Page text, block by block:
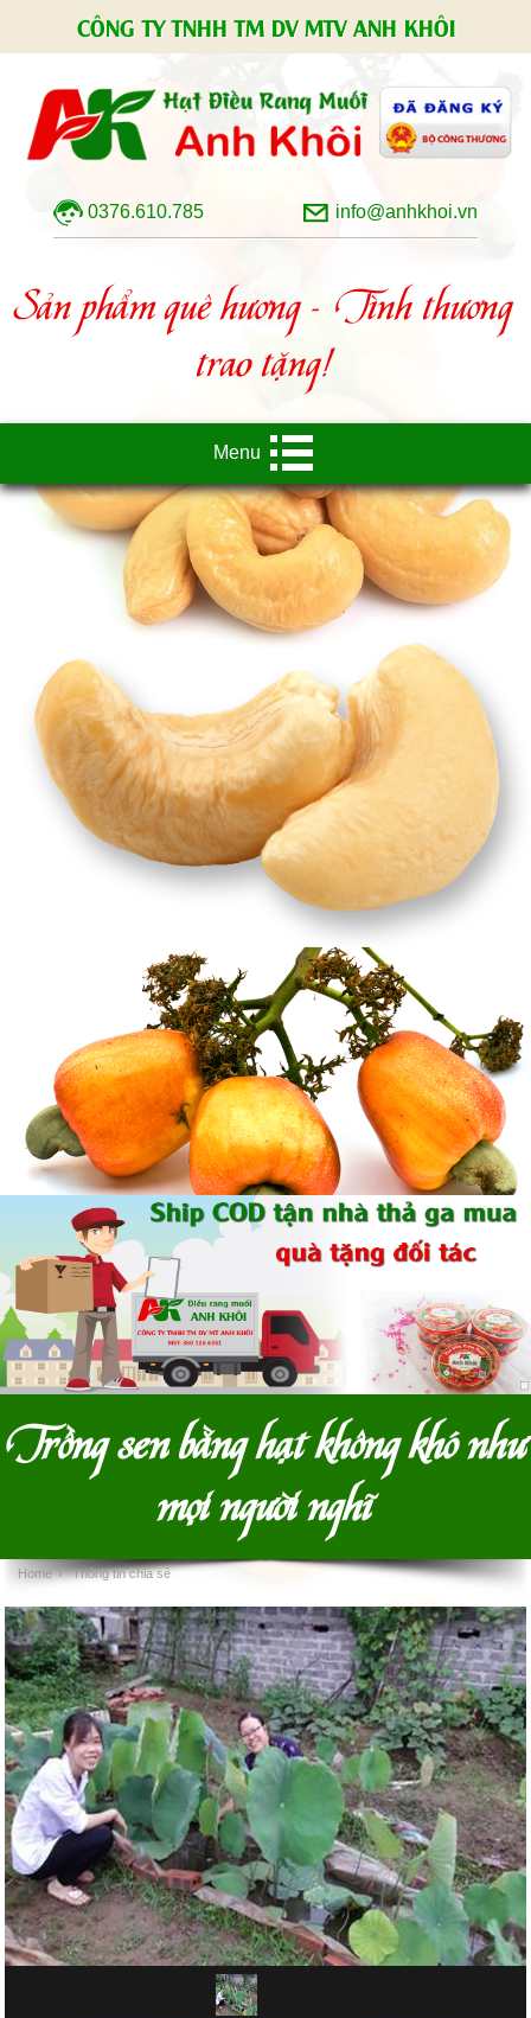
CÔNG TY TNHH TM DV MTV ANH KHÔI
0376.610.785 info@anhkhoi.vn
Sản phẩm quê hương - Tình thương
trao tặng!
Menu
Trồng sen bằng hạt không khó như
mọi người nghĩ
Home › Thông tin chia sẻ